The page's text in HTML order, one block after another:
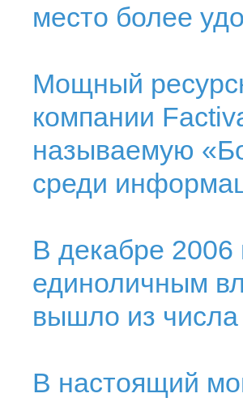
место более
Мощный
компании
называемую
среди
В декабре 2006
единоличным
вышло из числа
В настоящий